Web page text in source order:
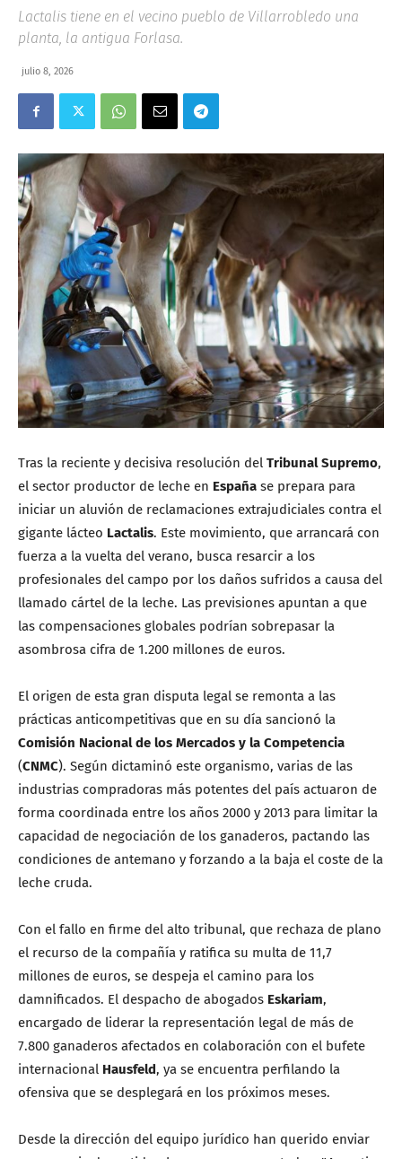
Lactalis tiene en el vecino pueblo de Villarrobledo una
planta, la antigua Forlasa.
julio 8, 2026
Tras la reciente y decisiva resolución del Tribunal Supremo,
el sector productor de leche en España se prepara para
iniciar un aluvión de reclamaciones extrajudiciales contra el
gigante lácteo Lactalis. Este movimiento, que arrancará con
fuerza a la vuelta del verano, busca resarcir a los
profesionales del campo por los daños sufridos a causa del
llamado cártel de la leche. Las previsiones apuntan a que
las compensaciones globales podrían sobrepasar la
asombrosa cifra de 1.200 millones de euros.
El origen de esta gran disputa legal se remonta a las
prácticas anticompetitivas que en su día sancionó la
Comisión Nacional de los Mercados y la Competencia
(CNMC). Según dictaminó este organismo, varias de las
industrias compradoras más potentes del país actuaron de
forma coordinada entre los años 2000 y 2013 para limitar la
capacidad de negociación de los ganaderos, pactando las
condiciones de antemano y forzando a la baja el coste de la
leche cruda.
Con el fallo en firme del alto tribunal, que rechaza de plano
el recurso de la compañía y ratifica su multa de 11,7
millones de euros, se despeja el camino para los
damnificados. El despacho de abogados Eskariam,
encargado de liderar la representación legal de más de
7.800 ganaderos afectados en colaboración con el bufete
internacional Hausfeld, ya se encuentra perfilando la
ofensiva que se desplegará en los próximos meses.
Desde la dirección del equipo jurídico han querido enviar